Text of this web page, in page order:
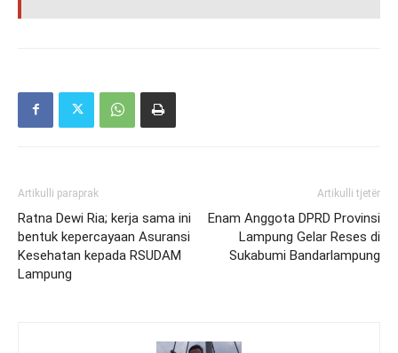
Artikulli paraprak
Ratna Dewi Ria; kerja sama ini
bentuk kepercayaan Asuransi
Kesehatan kepada RSUDAM
Lampung
Artikulli tjetër
Enam Anggota DPRD Provinsi
Lampung Gelar Reses di
Sukabumi Bandarlampung